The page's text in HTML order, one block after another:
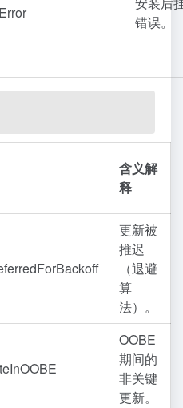
错误。
含义解
释
更新被
推迟
（退避
算
法）。
OOBE
期间的
非关键
更新。